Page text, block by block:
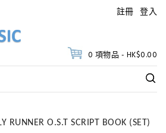
註冊 登入
0 項物品 - HK$0.00
RUNNER O.S.T SCRIPT BOOK (SET)